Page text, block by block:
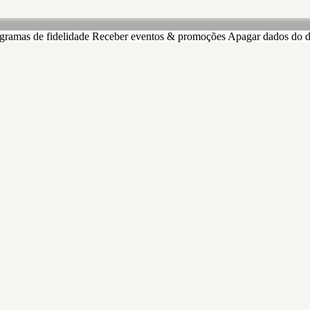
de fidelidade Receber eventos & promoções Apagar dados do